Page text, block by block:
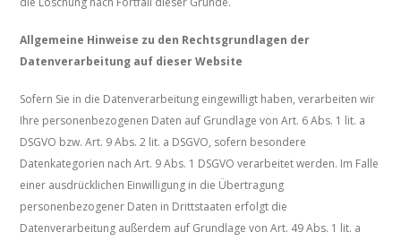
Allgemeine Hinweise zu den Rechtsgrundlagen der
Datenverarbeitung auf dieser Website
Sofern Sie in die Datenverarbeitung eingewilligt haben, verarbeiten wir
Ihre personenbezogenen Daten auf Grundlage von Art. 6 Abs. 1 lit. a
DSGVO bzw. Art. 9 Abs. 2 lit. a DSGVO, sofern besondere
Datenkategorien nach Art. 9 Abs. 1 DSGVO verarbeitet werden. Im Falle
einer ausdrücklichen Einwilligung in die Übertragung
personenbezogener Daten in Drittstaaten erfolgt die
Datenverarbeitung außerdem auf Grundlage von Art. 49 Abs. 1 lit. a